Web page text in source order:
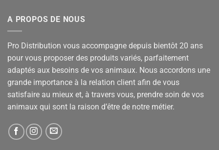
A PROPOS DE NOUS
Pro Distribution vous accompagne depuis bientôt 20 ans
pour vous proposer des produits variés, parfaitement
adaptés aux besoins de vos animaux. Nous accordons une
grande importance à la relation client afin de vous
satisfaire au mieux et, à travers vous, prendre soin de vos
animaux qui sont la raison d’être de notre métier.